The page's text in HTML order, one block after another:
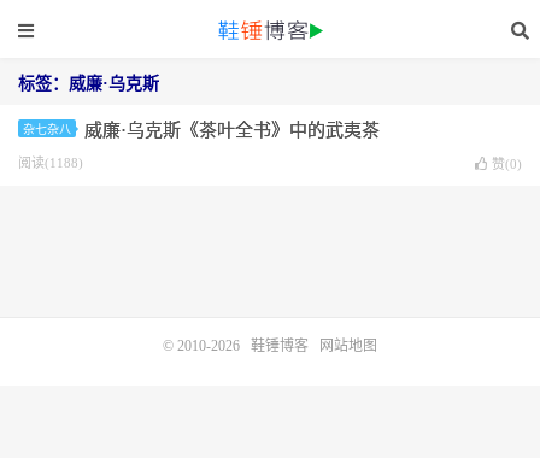
标签：威廉·乌克斯
杂七杂八 威廉·乌克斯《茶叶全书》中的武夷茶
阅读(1188) 赞(0)
© 2010-2026 鞋锤博客 网站地图